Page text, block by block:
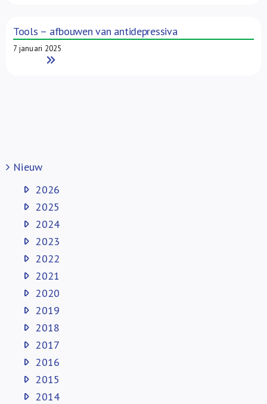
Tools – afbouwen van antidepressiva
7 januari 2025
Read More
Nieuw
2026
2025
2024
2023
2022
2021
2020
2019
2018
2017
2016
2015
2014